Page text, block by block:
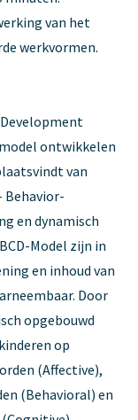
van het
werkvormen.
ontwikkelen
van
Behavior-
en dynamisch
Model zijn in
en inhoud van
Door
opgebouwd
op
(Affective),
(Behavioral) en